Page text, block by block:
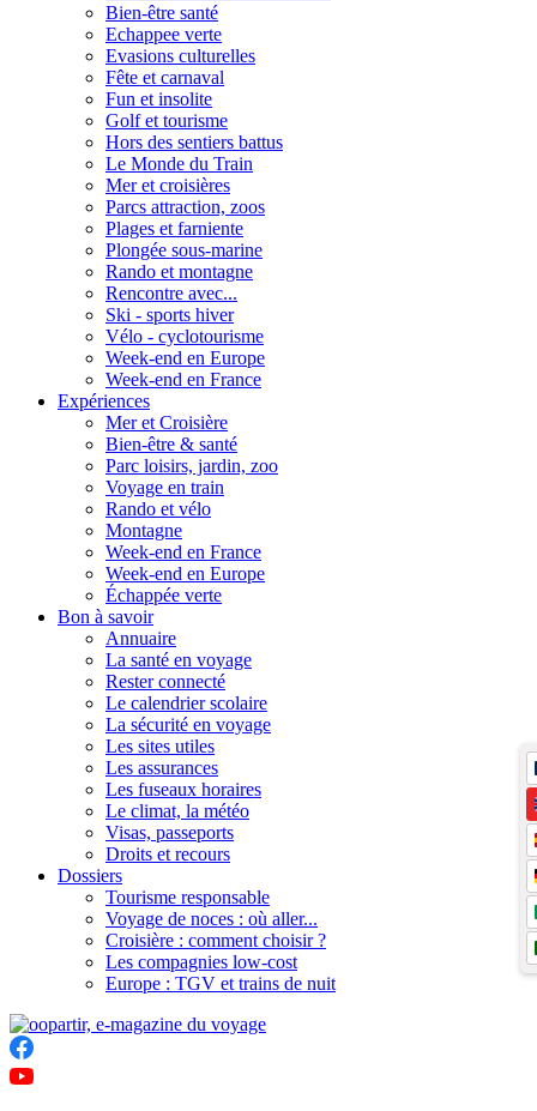
Bien-être santé
Echappee verte
Evasions culturelles
Fête et carnaval
Fun et insolite
Golf et tourisme
Hors des sentiers battus
Le Monde du Train
Mer et croisières
Parcs attraction, zoos
Plages et farniente
Plongée sous-marine
Rando et montagne
Rencontre avec...
Ski - sports hiver
Vélo - cyclotourisme
Week-end en Europe
Week-end en France
Expériences
Mer et Croisière
Bien-être & santé
Parc loisirs, jardin, zoo
Voyage en train
Rando et vélo
Montagne
Week-end en France
Week-end en Europe
Échappée verte
Bon à savoir
Annuaire
La santé en voyage
Rester connecté
Le calendrier scolaire
La sécurité en voyage
Les sites utiles
Les assurances
Les fuseaux horaires
Le climat, la météo
Visas, passeports
Droits et recours
Dossiers
Tourisme responsable
Voyage de noces : où aller...
Croisière : comment choisir ?
Les compagnies low-cost
Europe : TGV et trains de nuit